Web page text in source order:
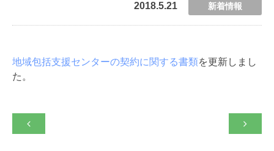
2018.5.21 新着情報
地域包括支援センターの契約に関する書類を更新しまし
た。
 